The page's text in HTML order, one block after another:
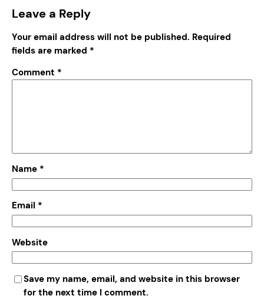
Leave a Reply
Your email address will not be published. Required
fields are marked *
Comment *
Name *
Email *
Website
Save my name, email, and website in this browser
for the next time I comment.